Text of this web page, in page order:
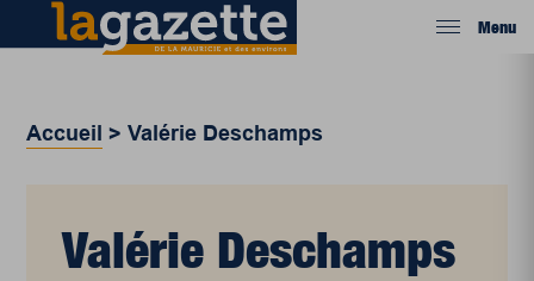
Menu
Accueil >Valérie Deschamps
Valérie Deschamps